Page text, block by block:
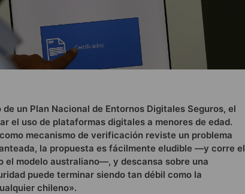
un Plan Nacional de Entornos Digitales Seguros, el
el uso de plataformas digitales a menores de edad.
mecanismo de verificación reviste un problema
la propuesta es fácilmente eludible —y corre el
el modelo australiano—, y descansa sobre una
puede terminar siendo tan débil como la
chileno».